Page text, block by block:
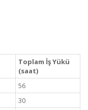
Toplam İş Yükü
(saat)
56
30